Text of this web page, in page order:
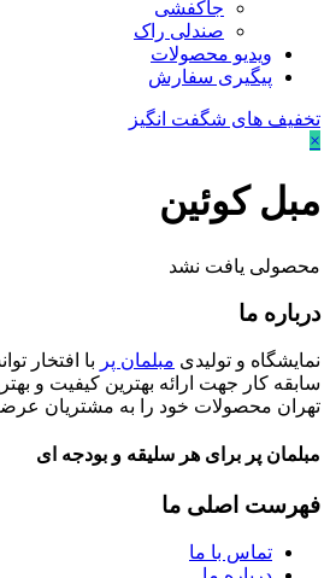
جاکفشی
صندلی راک
ویدیو محصولات
پیگیری سفارش
تخفیف های شگفت انگیز
×
مبل کوئین
محصولی یافت نشد
درباره ما
نمایشگاه و تولیدی مبلمان پر
سابقه کار جهت ارائه بهترین کیفیت و
تهران محصولات خود را به مشتریان
مبلمان پر برای هر سلیقه و بودجه ای
فهرست اصلی ما
تماس با ما